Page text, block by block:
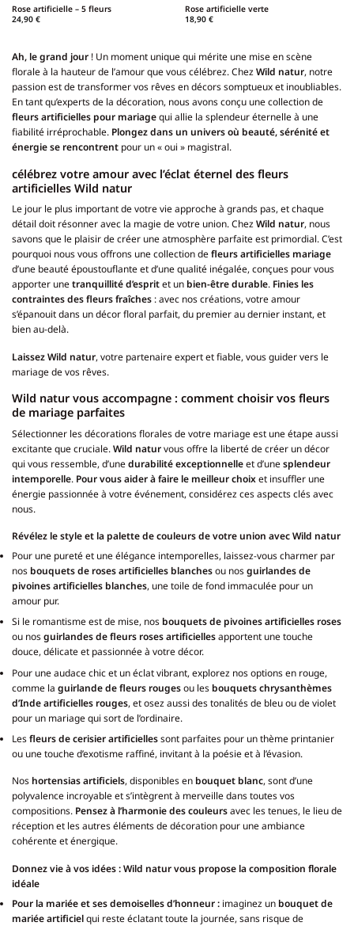
Rose artificielle – 5 fleurs
24,90 €
Rose artificielle verte
18,90 €
Ah, le grand jour ! Un moment unique qui mérite une mise en scène
florale à la hauteur de l’amour que vous célébrez. ChezWild natur, notre
passion est de transformer vos rêves en décors somptueux et inoubliables.
En tant qu’experts de la décoration, nous avons conçu une collection de
fleurs artificielles pour mariagequi allie la splendeur éternelle à une
fiabilité irréprochable. Plongez dans un univers où beauté, sérénité et
énergie se rencontrent pour un « oui » magistral.
célébrez votre amour avec l’éclat éternel des fleurs
artificielles Wild natur
Le jour le plus important de votre vie approche à grands pas, et chaque
détail doit résonner avec la magie de votre union. ChezWild natur, nous
savons que le plaisir de créer une atmosphère parfaite est primordial. C’est
pourquoi nous vous offrons une collection defleurs artificielles mariage
d’une beauté époustouflante et d’une qualité inégalée, conçues pour vous
apporter unetranquillité d’espritet un bien-être durable. Finies les
contraintes des fleurs fraîches : avec nos créations, votre amour
s’épanouit dans un décor floral parfait, du premier au dernier instant, et
bien au-delà.
Laissez Wild natur, votre partenaire expert et fiable, vous guider vers le
mariage de vos rêves.
Wild natur vous accompagne : comment choisir vos fleurs
de mariage parfaites
Sélectionner les décorations florales de votre mariage est une étape aussi
excitante que cruciale.Wild naturvous offre la liberté de créer un décor
qui vous ressemble, d’unedurabilité exceptionnelleet d’unesplendeur
intemporelle. Pour vous aider à faire le meilleur choixet insuffler une
énergie passionnée à votre événement, considérez ces aspects clés avec
nous.
Révélez le style et la palette de couleurs de votre union avec Wild natur
Pour une pureté et une élégance intemporelles, laissez-vous charmer par
nos bouquets de roses artificielles blanchesou nosguirlandes de
pivoines artificielles blanches, une toile de fond immaculée pour un
amour pur.
Si le romantisme est de mise, nos bouquets de pivoines artificielles roses
ou nosguirlandes de fleurs roses artificiellesapportent une touche
douce, délicate et passionnée à votre décor.
Pour une audace chic et un éclat vibrant, explorez nos options en rouge,
comme la guirlande de fleurs rougesou les bouquets chrysanthèmes
d’Inde artificielles rouges, et osez aussi des tonalités de bleu ou de violet
pour un mariage qui sort de l’ordinaire.
Lesfleurs de cerisier artificiellessont parfaites pour un thème printanier
ou une touche d’exotisme raffiné, invitant à la poésie et à l’évasion.
Nos hortensias artificiels, disponibles en bouquet blanc, sont d’une
polyvalence incroyable et s’intègrent à merveille dans toutes vos
compositions. Pensez à l’harmonie des couleursavec les tenues, le lieu de
réception et les autres éléments de décoration pour une ambiance
cohérente et énergique.
Donnez vie à vos idées : Wild natur vous propose la composition florale
idéale
Pour la mariée et ses demoiselles d’honneur : imaginez un bouquet de
mariée artificielqui reste éclatant toute la journée, sans risque de